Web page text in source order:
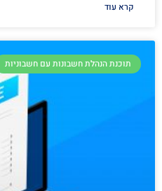
קרא עוד
תוכנת הנהלת חשבונות עם חשבוניות